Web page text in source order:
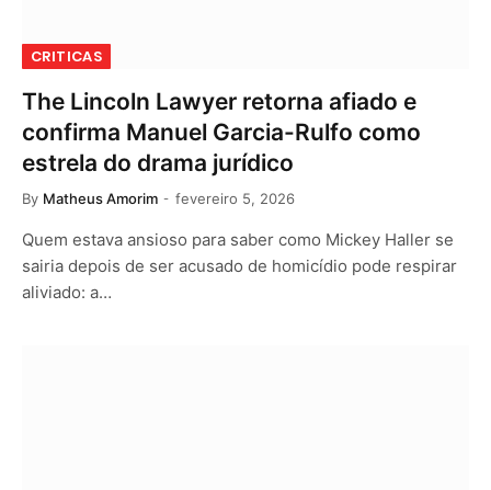
CRITICAS
The Lincoln Lawyer retorna afiado e
confirma Manuel Garcia-Rulfo como
estrela do drama jurídico
By Matheus Amorim fevereiro 5, 2026
Quem estava ansioso para saber como Mickey Haller se
sairia depois de ser acusado de homicídio pode respirar
aliviado: a…